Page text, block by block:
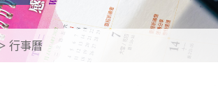
行事曆